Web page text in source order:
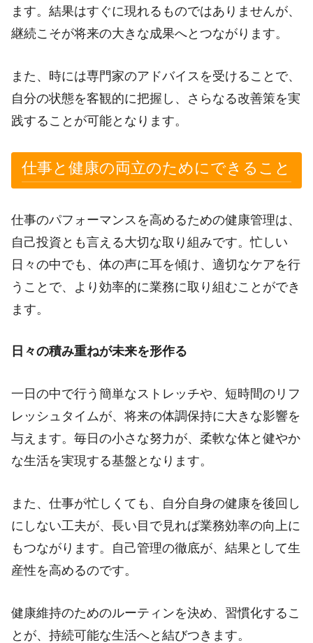
ます。結果はすぐに現れるものではありませんが、
継続こそが将来の大きな成果へとつながります。
また、時には専門家のアドバイスを受けることで、
自分の状態を客観的に把握し、さらなる改善策を実
践することが可能となります。
仕事と健康の両立のためにできること
仕事のパフォーマンスを高めるための健康管理は、
自己投資とも言える大切な取り組みです。忙しい
日々の中でも、体の声に耳を傾け、適切なケアを行
うことで、より効率的に業務に取り組むことができ
ます。
日々の積み重ねが未来を形作る
一日の中で行う簡単なストレッチや、短時間のリフ
レッシュタイムが、将来の体調保持に大きな影響を
与えます。毎日の小さな努力が、柔軟な体と健やか
な生活を実現する基盤となります。
また、仕事が忙しくても、自分自身の健康を後回し
にしない工夫が、長い目で見れば業務効率の向上に
もつながります。自己管理の徹底が、結果として生
産性を高めるのです。
健康維持のためのルーティンを決め、習慣化するこ
とが、持続可能な生活へと結びつきます。